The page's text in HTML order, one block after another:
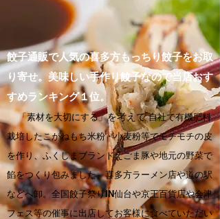
餃子通販で人気の喜多方もっちり餃子をお取
り寄せ。美味しい手作り餃子なので当店おす
すめランキング１位。
「素材を大切にする」を考えて自社で有機肥料
栽培したこがねもち米粉・小麦粉等でモチモチの皮
を作り、ふくしまブランドえごま豚や地元の野菜で
餡をつくり包みました。喜多方ラーメン店や道の駅
などへ卸。全国餃子祭りIN仙台や京王百貨店や会津
フェス等の催事に出店してお客様に食べていただい